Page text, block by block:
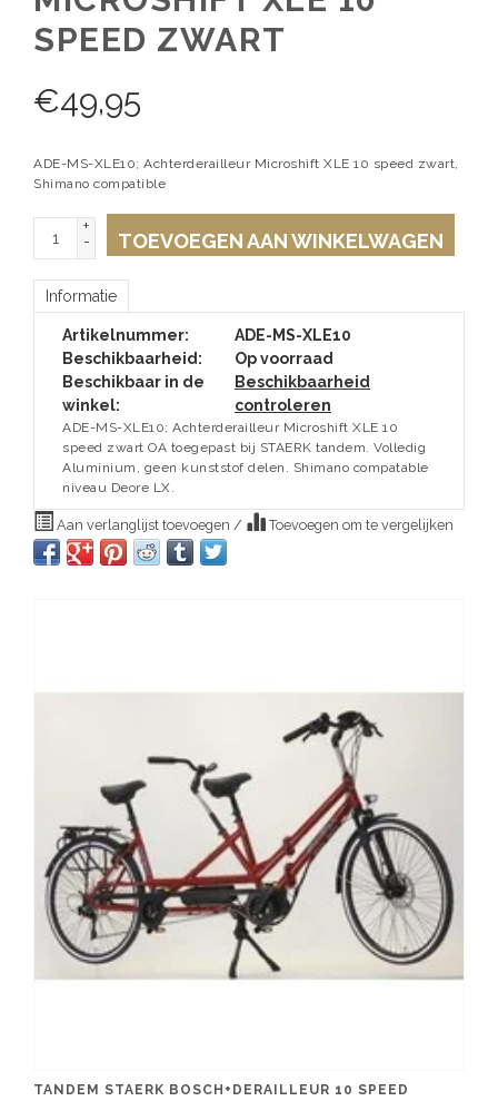
SPEED ZWART
€49,95
ADE-MS-XLE10; Achterderailleur Microshift XLE 10 speed zwart,
Shimano compatible
+
-
TOEVOEGEN AAN WINKELWAGEN
Informatie
Artikelnummer:
ADE-MS-XLE10
Beschikbaarheid:
Op voorraad
Beschikbaar in de
winkel:
Beschikbaarheid
controleren
ADE-MS-XLE10; Achterderailleur Microshift XLE 10
speed zwart OA toegepast bij STAERK tandem. Volledig
Aluminium, geen kunststof delen. Shimano compatable
niveau Deore LX.
Aan verlanglijst toevoegen / Toevoegen om te vergelijken
TANDEM STAERK BOSCH+DERAILLEUR 10 SPEED